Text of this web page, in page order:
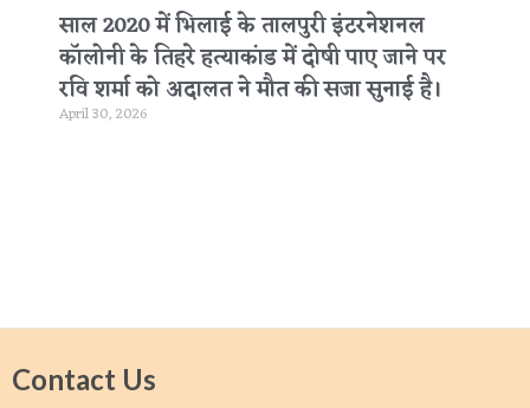
साल 2020 में भिलाई के तालपुरी इंटरनेशनल
कॉलोनी के तिहरे हत्याकांड में दोषी पाए जाने पर
रवि शर्मा को अदालत ने मौत की सजा सुनाई है।
April 30, 2026
Contact Us